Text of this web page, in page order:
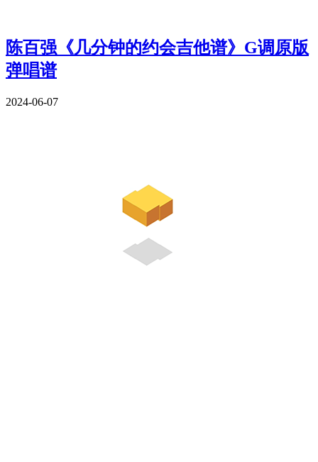
陈百强《几分钟的约会吉他谱》G调原版
弹唱谱
2024-06-07